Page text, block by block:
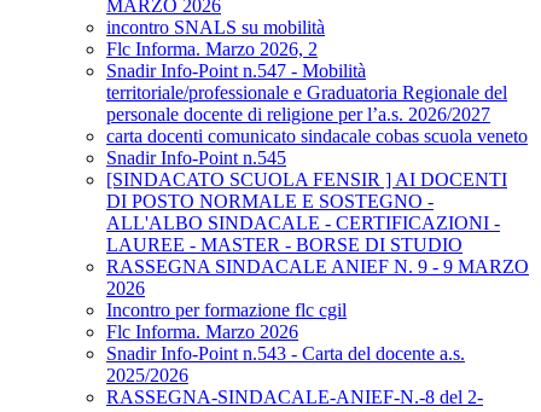
MARZO 2026
incontro SNALS su mobilità
Flc Informa. Marzo 2026, 2
Snadir Info-Point n.547 - Mobilità
territoriale/professionale e Graduatoria Regionale del
personale docente di religione per l’a.s. 2026/2027
carta docenti comunicato sindacale cobas scuola veneto
Snadir Info-Point n.545
[SINDACATO SCUOLA FENSIR ] AI DOCENTI
DI POSTO NORMALE E SOSTEGNO -
ALL'ALBO SINDACALE - CERTIFICAZIONI -
LAUREE - MASTER - BORSE DI STUDIO
RASSEGNA SINDACALE ANIEF N. 9 - 9 MARZO
2026
Incontro per formazione flc cgil
Flc Informa. Marzo 2026
Snadir Info-Point n.543 - Carta del docente a.s.
2025/2026
RASSEGNA-SINDACALE-ANIEF-N.-8 del 2-